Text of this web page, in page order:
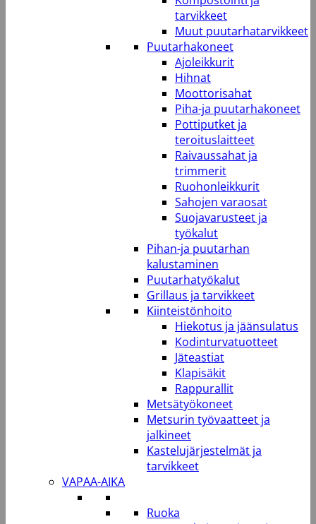
tarvikkeet
Muut puutarhatarvikkeet
Puutarhakoneet
Ajoleikkurit
Hihnat
Moottorisahat
Piha-ja puutarhakoneet
Pottiputket ja
teroituslaitteet
Raivaussahat ja
trimmerit
Ruohonleikkurit
Sahojen varaosat
Suojavarusteet ja
työkalut
Pihan-ja puutarhan
kalustaminen
Puutarhatyökalut
Grillaus ja tarvikkeet
Kiinteistönhoito
Hiekotus ja jäänsulatus
Kodinturvatuotteet
Jäteastiat
Klapisäkit
Rappurallit
Metsätyökoneet
Metsurin työvaatteet ja
jalkineet
Kastelujärjestelmät ja
tarvikkeet
VAPAA-AIKA
Ruoka